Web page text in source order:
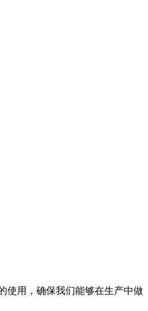
用，确保我们能够在生产中做